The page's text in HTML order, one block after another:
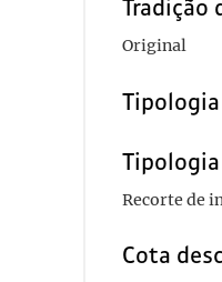
Tradição
Original
Recorte de
Cota